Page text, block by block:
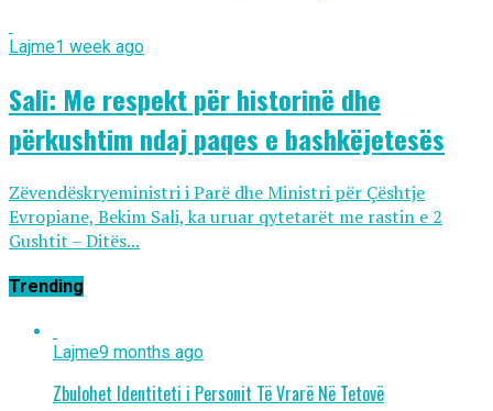
Lajme1 week ago
Sali: Me respekt për historinë dhe
përkushtim ndaj paqes e bashkëjetesës
Zëvendëskryeministri i Parë dhe Ministri për Çështje
Evropiane, Bekim Sali, ka uruar qytetarët me rastin e 2
Gushtit – Ditës...
Trending
Lajme9 months ago
Zbulohet Identiteti i Personit Të Vrarë Në Tetovë